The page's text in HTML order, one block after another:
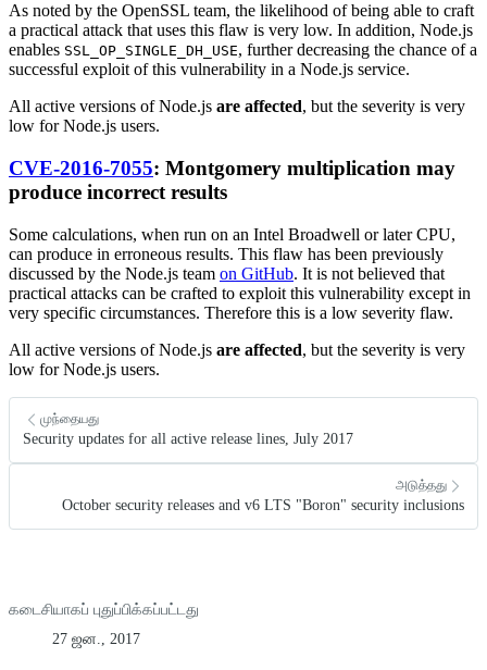
As noted by the OpenSSL team, the likelihood of being able to craft
a practical attack that uses this flaw is very low. In addition, Node.js
enables SSL_OP_SINGLE_DH_USE, further decreasing the chance of a
successful exploit of this vulnerability in a Node.js service.
All active versions of Node.js are affected, but the severity is very
low for Node.js users.
CVE-2016-7055: Montgomery multiplication may
produce incorrect results
Some calculations, when run on an Intel Broadwell or later CPU,
can produce in erroneous results. This flaw has been previously
discussed by the Node.js team on GitHub. It is not believed that
practical attacks can be crafted to exploit this vulnerability except in
very specific circumstances. Therefore this is a low severity flaw.
All active versions of Node.js are affected, but the severity is very
low for Node.js users.
முந்தையது
Security updates for all active release lines, July 2017
அடுத்தது
October security releases and v6 LTS "Boron" security inclusions
கடைசியாகப் புதுப்பிக்கப்பட்டது
27 ஜன., 2017